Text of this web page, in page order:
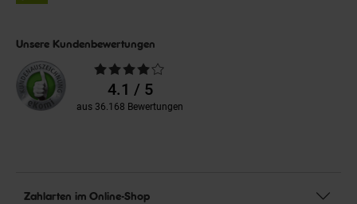
Unsere Kundenbewertungen
Durchschnittliche
Bewertungen4.1 / 5
aus 36.168 Bewertungen
Zahlarten im Online-Shop